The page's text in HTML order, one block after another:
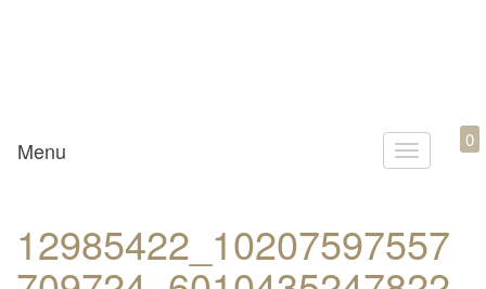
Mamili1910
T
g
l
Menu 0
12985422_10207597557